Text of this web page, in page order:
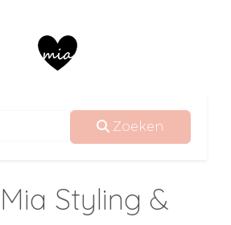
Zoeken
Styling &